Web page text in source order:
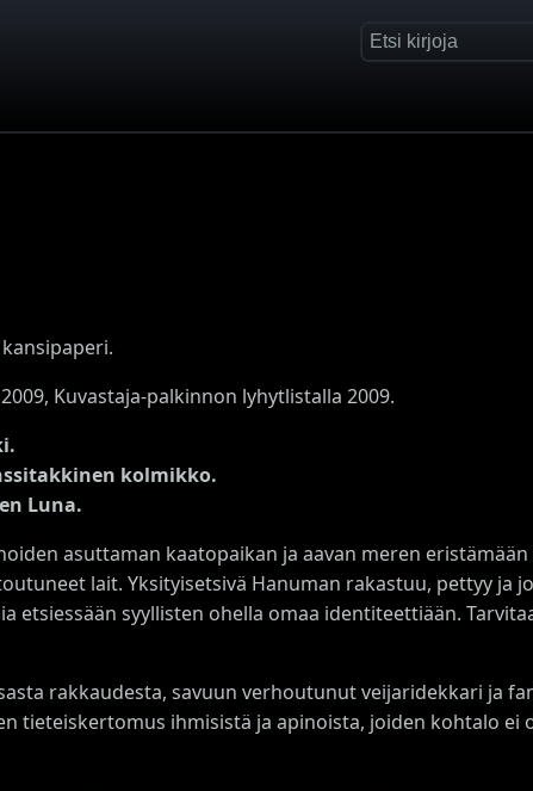
Kuvastaja-palkinnon lyhytlistalla 2009.
kolmikko.
Luna.
asuttaman kaatopaikan ja aavan meren
lait. Yksityisetsivä Hanuman rakastuu, pettyy ja
syyllisten ohella omaa identiteettiään.
rakkaudesta, savuun verhoutunut veijaridekkari ja
tieteiskertomus ihmisistä ja apinoista, joiden kohtalo ei